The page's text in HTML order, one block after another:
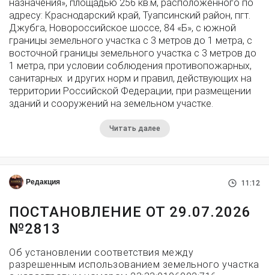
назначения», площадью 256 кв.м, расположенного по
адресу: Краснодарский край, Туапсинский район, пгт.
Джубга, Новороссийское шоссе, 84 «Б», с южной
границы земельного участка с 3 метров до 1 метра, с
восточной границы земельного участка с 3 метров до
1 метра, при условии соблюдения противопожарных,
санитарных и других норм и правил, действующих на
территории Российской Федерации, при размещении
зданий и сооружений на земельном участке.
Читать далее
Редакция 11:12
ПОСТАНОВЛЕНИЕ ОТ 29.07.2026
№2813
Об установлении соответствия между
разрешенным использованием земельного участка